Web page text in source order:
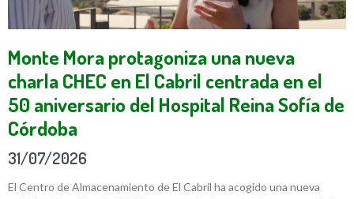
Monte Mora protagoniza una nueva
charla CHEC en El Cabril centrada en el
50 aniversario del Hospital Reina Sofía de
Córdoba
31/07/2026
El Centro de Almacenamiento de El Cabril ha acogido una nueva